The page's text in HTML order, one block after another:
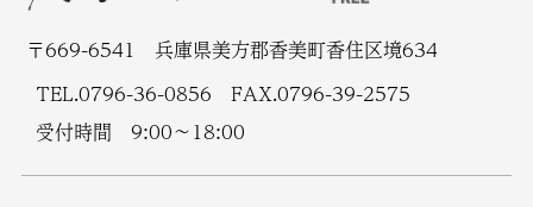
〒669-6541 兵庫県美方郡香美町香住区境634
TEL.0796-36-0856 FAX.0796-39-2575
受付時間 9:00〜18:00